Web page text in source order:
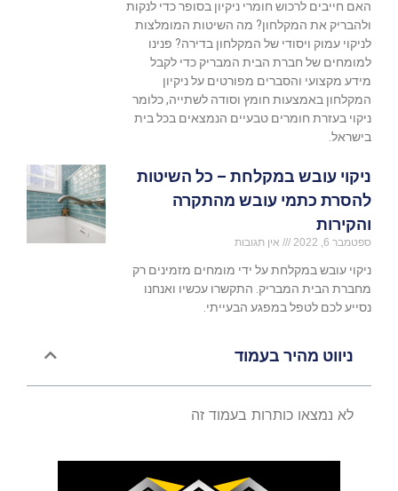
ניווט מהיר בעמוד
לא נמצאו כותרות בעמוד זה
האם חייבים לרכוש חומרי ניקיון בסופר כדי לנקות
ולהבריק את המקלחון? מה השיטות המומלצות
לניקוי עמוק ויסודי של המקלחון בדירה? פנינו
למומחים של חברת הבית המבריק כדי לקבל
מידע מקצועי והסברים מפורטים על ניקיון
המקלחון באמצעות חומץ וסודה לשתייה, כלומר
ניקוי בעזרת חומרים טבעיים הנמצאים בכל בית
בישראל.
ניקוי עובש במקלחת – כל השיטות
להסרת כתמי עובש מהתקרה
והקירות
ספטמבר 6, 2022 אין תגובות
ניקוי עובש במקלחת על ידי מומחים מזמינים רק
מחברת הבית המבריק. התקשרו עכשיו ואנחנו
נסייע לכם לטפל במפגע הבעייתי.